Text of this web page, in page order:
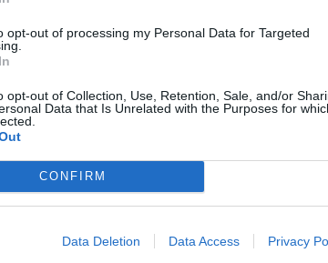
opt-out of processing my Personal Data for Targeted
opt-out of Collection, Use, Retention, Sale, and/or
Data that Is Unrelated with the Purposes for
CONFIRM
Data Deletion Data Access Privacy
ενισχύθηκε στο 6,2% το 2023 από
του 2024 υπάρχει σημαντική
διατροφής, των μη ενεργειακών
σύγκριση με τα αντίστοιχα μεγέθη του
σε αρνητικό έδαφος.
των χρηματοπιστωτικών συνθηκών
χρηματοδότησης του Ελληνικού
αγορές ομολόγων, καθώς και